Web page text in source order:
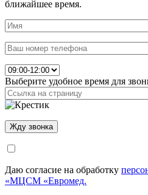
ближайшее время.
Выберите удобное время для
Даю согласие на обработку
«МЦСМ «Евромед.